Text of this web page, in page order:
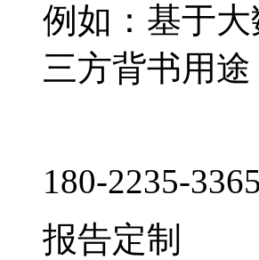
例如：基于
三方背书用
180-2235-3365
报告定制